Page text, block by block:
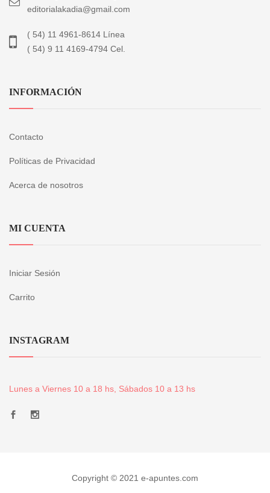
editorialakadia@gmail.com
( 54) 11 4961-8614 Línea
( 54) 9 11 4169-4794 Cel.
INFORMACIÓN
Contacto
Políticas de Privacidad
Acerca de nosotros
MI CUENTA
Iniciar Sesión
Carrito
INSTAGRAM
Lunes a Viernes 10 a 18 hs, Sábados 10 a 13 hs
Copyright © 2021 e-apuntes.com